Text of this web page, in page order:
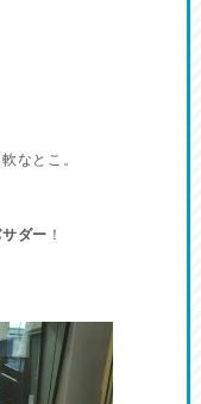
なとこ。
ダー ！